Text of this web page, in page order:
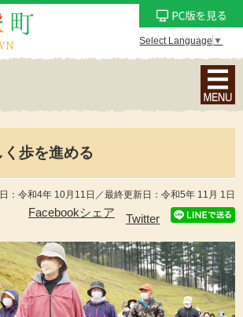
Select Language ▼
ナ
ビ
ン
メ
ュ
ー
を
表
歩を進める
：令和4年 10月11日／最終更新日：令和5年 11月 1日
Facebookシェア Twitter